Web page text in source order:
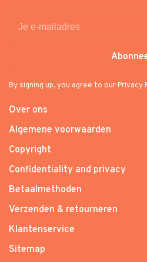
By signing up, you agree to our Privacy
Over ons
Algemene voorwaarden
Copyright
Confidentiality and privacy
Betaalmethoden
Verzenden & retourneren
Klantenservice
Sitemap